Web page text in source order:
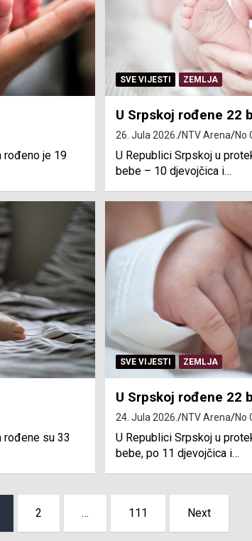
rođeno je 19
SVE VIJESTI ZEMLJA
U Srpskoj rođene 22
26. Jula 2026. NTV Arena No
U Republici Srpskoj u
bebe – 10 djevojčica i…
rođene su 33
SVE VIJESTI ZEMLJA
U Srpskoj rođene 22
24. Jula 2026. NTV Arena No
U Republici Srpskoj u
bebe, po 11 djevojčica i…
2 … 111 Next